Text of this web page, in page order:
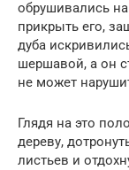
обрушивались
прикрыть его,
дуба
шершавой, а он
не может
Глядя на это
дереву,
листьев и